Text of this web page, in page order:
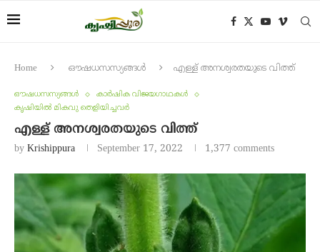
Home ഔഷധസസ്യങ്ങൾ എള്ള് അനശ്വരതയുടെ വിത്ത്
ഔഷധസസ്യങ്ങൾ
കാർഷിക വിജയഗാഥകൾ
കൃഷിയിൽ മികവു തെളിയിച്ചവർ
എള്ള് അനശ്വരതയുടെ വിത്ത്
by Krishippura September 17, 2022 1,377 comments